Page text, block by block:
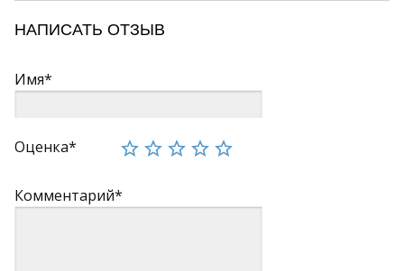
НАПИСАТЬ ОТЗЫВ
Имя*
Оценка*
Комментарий*